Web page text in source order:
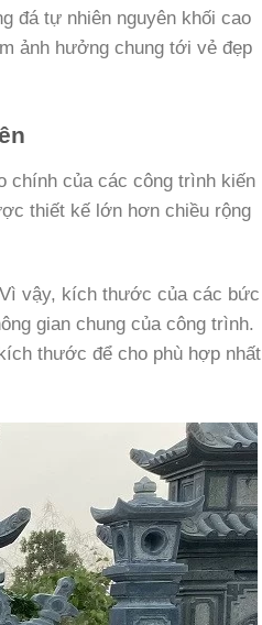
đá tự nhiên nguyên khối cao
ảnh hưởng chung tới vẻ đẹp
chính của các công trình kiến
thiết kế lớn hơn chiều rộng
vậy, kích thước của các bức
gian chung của công trình.
thước để cho phù hợp nhất